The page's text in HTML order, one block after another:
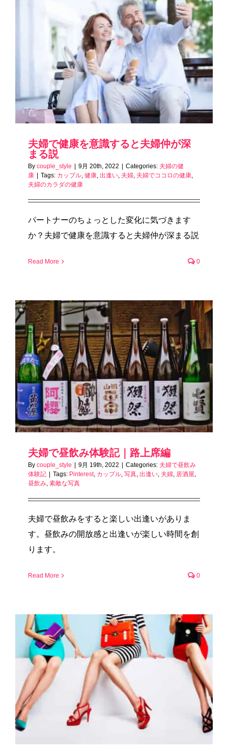
夫婦で健康を意識すると夫婦仲が深
まる説
By couple_style 9月 20th, 2022 Categories: 夫婦の健
康
Tags: カップル, 健康, 出逢い, 夫婦, 夫婦でココロの健康,
夫婦のカラダの健康
パートナーのちょっとした変化に気づきます
か？夫婦で健康を意識すると夫婦仲が深まる説
Read More 0
夫婦で昼飲み体験記｜路上席編
By couple_style 9月 19th, 2022 Categories: 夫婦で昼飲み
体験記
Tags: Pinterest, カップル, 写真, 出逢い, 夫婦, 居酒屋,
昼飲み, 素敵な写真
夫婦で昼飲みをすると楽しい出逢いがありま
す。昼飲みの開放感と出逢いが楽しい時間を創
ります。
Read More 0